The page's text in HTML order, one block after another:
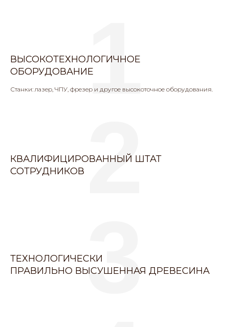
ВЫСОКОТЕХНОЛОГИЧНОЕ
ОБОРУДОВАНИЕ
Станки: лазер, ЧПУ, фрезер и другое высокоточное оборудования.
1
КВАЛИФИЦИРОВАННЫЙ ШТАТ
СОТРУДНИКОВ 2
ТЕХНОЛОГИЧЕСКИ
ПРАВИЛЬНО ВЫСУШЕННАЯ ДРЕВЕСИНА
3